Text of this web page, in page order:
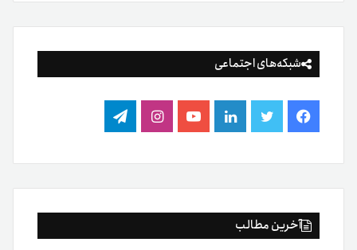
شبکه‌های اجتماعی
فیس
بوک
توییتر لینکدینیوتیوباینستاگرام
تلگرام
آخرین مطالب